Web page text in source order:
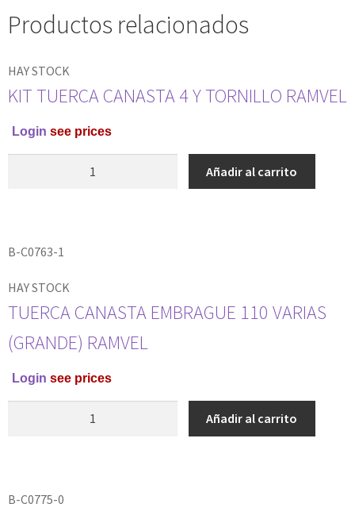
Productos relacionados
B-C0763-1
HAY STOCK
KIT TUERCA CANASTA 4 Y TORNILLO RAMVEL
Login see prices
Añadir al carrito
B-C0775-0
HAY STOCK
TUERCA CANASTA EMBRAGUE 110 VARIAS
(GRANDE) RAMVEL
Login see prices
Añadir al carrito